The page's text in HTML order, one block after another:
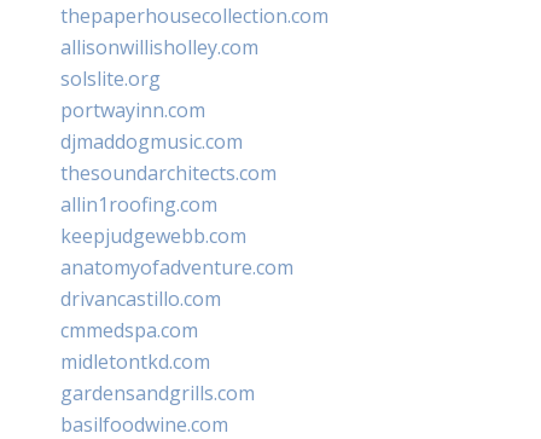
thepaperhousecollection.com
allisonwillisholley.com
solslite.org
portwayinn.com
djmaddogmusic.com
thesoundarchitects.com
allin1roofing.com
keepjudgewebb.com
anatomyofadventure.com
drivancastillo.com
cmmedspa.com
midletontkd.com
gardensandgrills.com
basilfoodwine.com